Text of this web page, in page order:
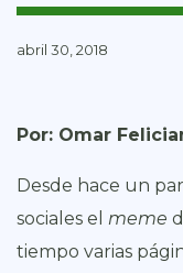
abril 30, 2018
Por: Omar
Desde hace un
sociales el meme
tiempo varias